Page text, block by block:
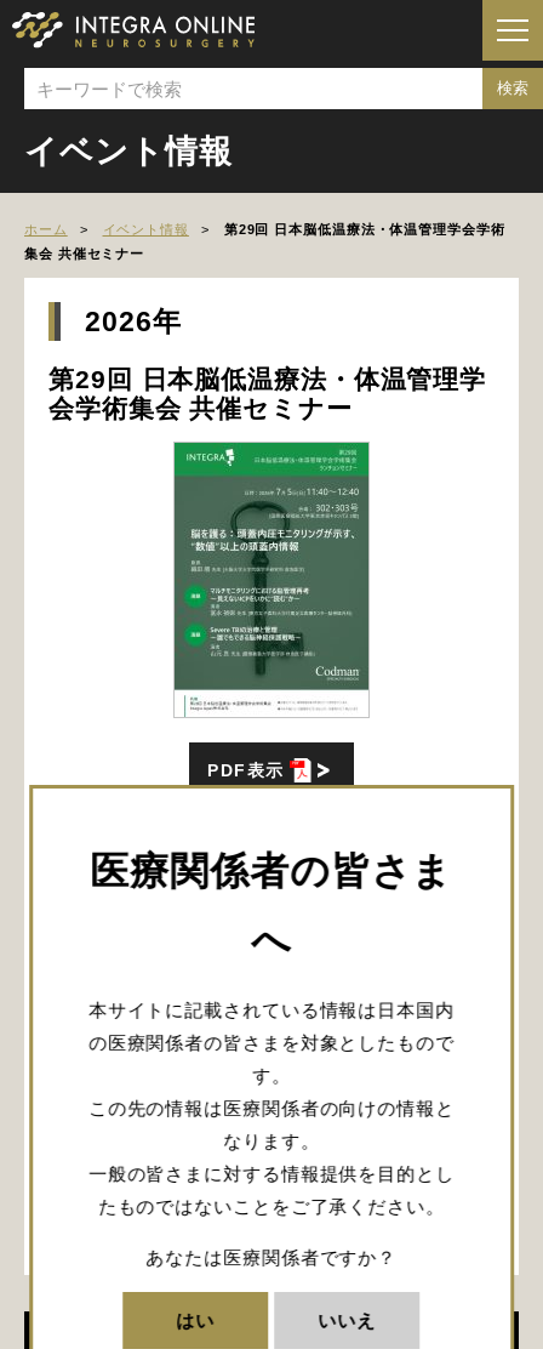
医療関係者の皆さま
へ
本サイトに記載されている情報は日本国内
の医療関係者の皆さまを対象としたもので
す。
この先の情報は医療関係者の向けの情報と
なります。
一般の皆さまに対する情報提供を目的とし
たものではないことをご了承ください。
あなたは医療関係者ですか？
はい いいえ
イベント情報
ホーム イベント情報
第29回 日本脳低温療法・体温管理学会学術
集会 共催セミナー
2026年
第29回 日本脳低温療法・体温管理学
会学術集会 共催セミナー
PDF表示
す、“数値”以上の頭蓋内情報
会場：302・303号 (国際医療福祉大学東京赤坂キャ
座長：織田順先生[大阪大学大学院医学系研究科救
急医学]
マルチモニタリングにおける脳管理再考～見えない
ICPをいかに“読む”か～
富永 禎弼 先生 (東京女子医科大学付属足立医療セ
Severe TBIの治療と管理～誰でもできる脳神経保
護戦略～